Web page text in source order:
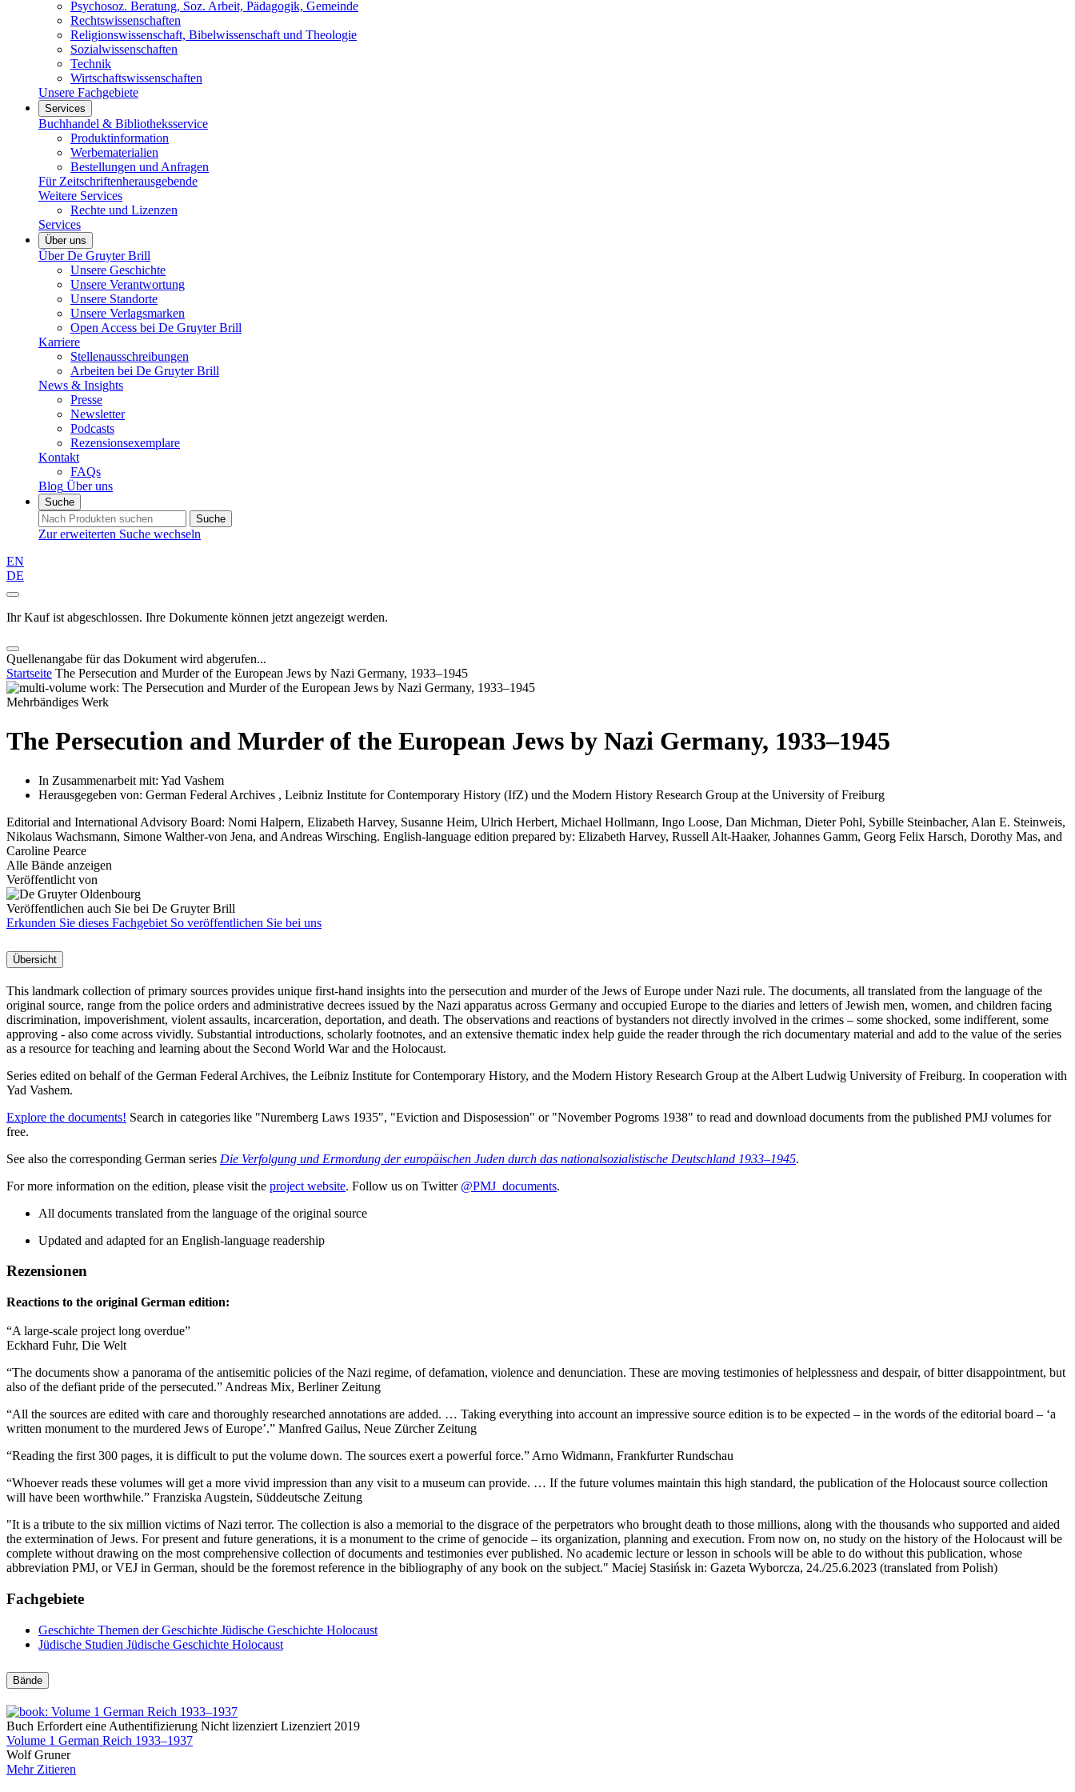
Psychosoz. Beratung, Soz. Arbeit, Pädagogik, Gemeinde
Rechtswissenschaften
Religionswissenschaft, Bibelwissenschaft und Theologie
Sozialwissenschaften
Technik
Wirtschaftswissenschaften
Unsere Fachgebiete
Services
Buchhandel & Bibliotheksservice
Produktinformation
Werbematerialien
Bestellungen und Anfragen
Für Zeitschriftenherausgebende
Weitere Services
Rechte und Lizenzen
Services
Über uns
Über De Gruyter Brill
Unsere Geschichte
Unsere Verantwortung
Unsere Standorte
Unsere Verlagsmarken
Open Access bei De Gruyter Brill
Karriere
Stellenausschreibungen
Arbeiten bei De Gruyter Brill
News & Insights
Presse
Newsletter
Podcasts
Rezensionsexemplare
Kontakt
FAQs
Blog Über uns
Suche
Suche
Zur erweiterten Suche wechseln
EN
DE
Ihr Kauf ist abgeschlossen. Ihre Dokumente können jetzt angezeigt werden.
Quellenangabe für das Dokument wird abgerufen...
Startseite The Persecution and Murder of the European Jews by Nazi Germany, 1933–1945
Mehrbändiges Werk
The Persecution and Murder of the European Jews by Nazi Germany, 1933–1945
In Zusammenarbeit mit: Yad Vashem
Herausgegeben von: German Federal Archives , Leibniz Institute for Contemporary History (IfZ) und the Modern History Research Group at the University of Freiburg
Editorial and International Advisory Board: Nomi Halpern, Elizabeth Harvey, Susanne Heim, Ulrich Herbert, Michael Hollmann, Ingo Loose, Dan Michman, Dieter Pohl, Sybille Steinbacher, Alan E. Steinweis,
Nikolaus Wachsmann, Simone Walther-von Jena, and Andreas Wirsching. English-language edition prepared by: Elizabeth Harvey, Russell Alt-Haaker, Johannes Gamm, Georg Felix Harsch, Dorothy Mas, and
Caroline Pearce
Alle Bände anzeigen
Veröffentlicht von
Veröffentlichen auch Sie bei De Gruyter Brill
Erkunden Sie dieses Fachgebiet So veröffentlichen Sie bei uns
Übersicht
This landmark collection of primary sources provides unique first-hand insights into the persecution and murder of the Jews of Europe under Nazi rule. The documents, all translated from the language of the
original source, range from the police orders and administrative decrees issued by the Nazi apparatus across Germany and occupied Europe to the diaries and letters of Jewish men, women, and children facing
discrimination, impoverishment, violent assaults, incarceration, deportation, and death. The observations and reactions of bystanders not directly involved in the crimes – some shocked, some indifferent, some
approving - also come across vividly. Substantial introductions, scholarly footnotes, and an extensive thematic index help guide the reader through the rich documentary material and add to the value of the series
as a resource for teaching and learning about the Second World War and the Holocaust.
Series edited on behalf of the German Federal Archives, the Leibniz Institute for Contemporary History, and the Modern History Research Group at the Albert Ludwig University of Freiburg. In cooperation with
Yad Vashem.
Explore the documents! Search in categories like "Nuremberg Laws 1935", "Eviction and Disposession" or "November Pogroms 1938" to read and download documents from the published PMJ volumes for
free.
See also the corresponding German series Die Verfolgung und Ermordung der europäischen Juden durch das nationalsozialistische Deutschland 1933–1945.
For more information on the edition, please visit the project website. Follow us on Twitter @PMJ_documents.
All documents translated from the language of the original source
Updated and adapted for an English-language readership
Rezensionen
Reactions to the original German edition:
“A large-scale project long overdue”
Eckhard Fuhr, Die Welt
“The documents show a panorama of the antisemitic policies of the Nazi regime, of defamation, violence and denunciation. These are moving testimonies of helplessness and despair, of bitter disappointment, but
also of the defiant pride of the persecuted.” Andreas Mix, Berliner Zeitung
“All the sources are edited with care and thoroughly researched annotations are added. … Taking everything into account an impressive source edition is to be expected – in the words of the editorial board – ‘a
written monument to the murdered Jews of Europe’.” Manfred Gailus, Neue Zürcher Zeitung
“Reading the first 300 pages, it is difficult to put the volume down. The sources exert a powerful force.” Arno Widmann, Frankfurter Rundschau
“Whoever reads these volumes will get a more vivid impression than any visit to a museum can provide. … If the future volumes maintain this high standard, the publication of the Holocaust source collection
will have been worthwhile.” Franziska Augstein, Süddeutsche Zeitung
"It is a tribute to the six million victims of Nazi terror. The collection is also a memorial to the disgrace of the perpetrators who brought death to those millions, along with the thousands who supported and aided
the extermination of Jews. For present and future generations, it is a monument to the crime of genocide – its organization, planning and execution. From now on, no study on the history of the Holocaust will be
complete without drawing on the most comprehensive collection of documents and testimonies ever published. No academic lecture or lesson in schools will be able to do without this publication, whose
abbreviation PMJ, or VEJ in German, should be the foremost reference in the bibliography of any book on the subject." Maciej Stasińsk in: Gazeta Wyborcza, 24./25.6.2023 (translated from Polish)
Fachgebiete
Geschichte Themen der Geschichte Jüdische Geschichte Holocaust
Jüdische Studien Jüdische Geschichte Holocaust
Bände
Buch Erfordert eine Authentifizierung Nicht lizenziert Lizenziert 2019
Volume 1 German Reich 1933–1937
Wolf Gruner
Mehr Zitieren